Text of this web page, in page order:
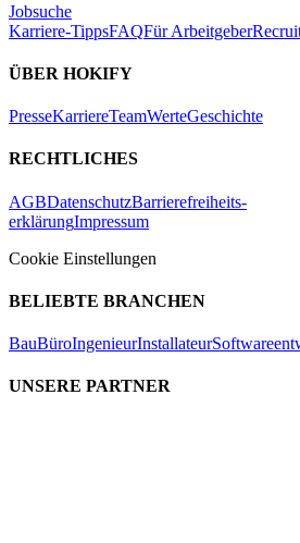
Jobsuche
Karriere-TippsFAQFür Arbeitgeber
ÜBER HOKIFY
PresseKarriereTeamWerteGeschichte
RECHTLICHES
AGBDatenschutzBarrierefreiheits-
erklärungImpressum
Cookie Einstellungen
BELIEBTE BRANCHEN
BauBüroIngenieurInstallateur
UNSERE PARTNER